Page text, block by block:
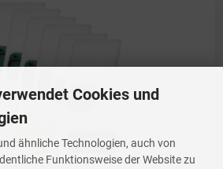
Cookies und
ähnliche Technologien, auch von
Funktionsweise der Website zu